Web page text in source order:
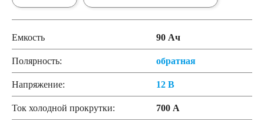
Емкость 90 Ач
Полярность: обратная
Напряжение: 12 В
Ток холодной прокрутки: 700 А